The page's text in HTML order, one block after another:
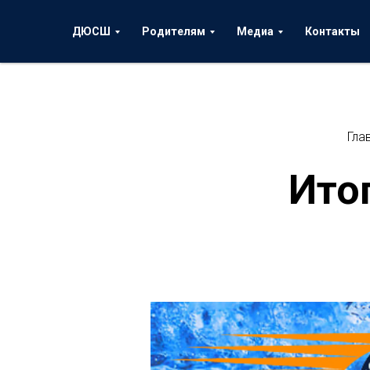
ДЮСШ Родителям Медиа Контакты